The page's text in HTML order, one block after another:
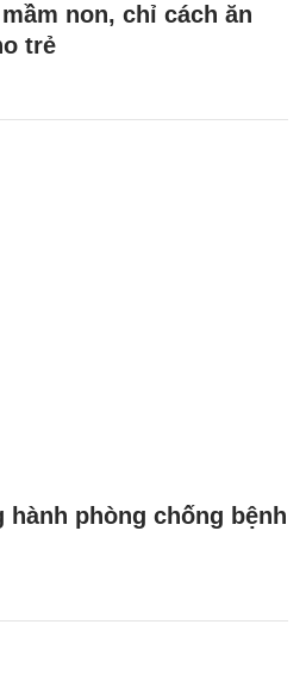
non, chỉ cách ăn
trẻ
hành phòng chống bệnh